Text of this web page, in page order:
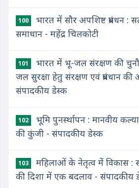
100
भारत में सौर अपशिष्ट प्रबंधन :
समाधान - महेंद्र चिलकोटी
101
भारत में भू-जल संरक्षण की
जल सुरक्षा हेतु संरक्षण एवं प्रबंधान की
संपादकीय डेस्क
102
भूमि पुनर्स्थापन : मानवीय
की कुंजी - संपादकीय डेस्क
103
महिलाओं के नेतृत्व में विकास :
की दिशा में एक बदलाव - संपादकीय